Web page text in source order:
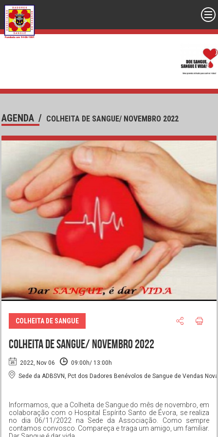
AGENDA / COLHEITA DE SANGUE/ NOVEMBRO 2022
COLHEITA DE SANGUE
COLHEITA DE SANGUE/ NOVEMBRO 2022
2022, Nov 06
09:00h/ 13:00h
Sede da ADBSVN, Pct dos Dadores Benévolos de Sangue de Vendas
Informamos, que a Colheita de Sangue do mês de novembro, em
colaboração com o Hospital Espírito Santo de Évora, se realiza
no dia 06/11/2022 na Sede da Associação. Como sempre
contamos convosco. Compareça e traga um amigo, um familiar.